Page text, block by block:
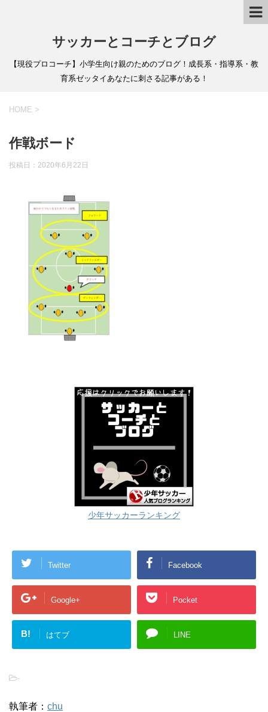
サッカーとコーチとブログ
【現役プロコーチ】小学生向け親のためのブログ！成長系・指導系・教
育系ゼッタイあなたに刺さる記事がある！
HOME >
作戦ボード
投稿日： 2020年6月22日
少年サッカーランキング
Twitter Facebook
Google+ Pocket
B! はてブ LINE
-
執筆者： chu